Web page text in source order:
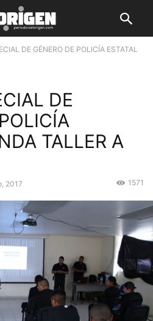
DE GÉNERO DE POLICÍA ESTATAL
DE
TALLER A
2017 1571